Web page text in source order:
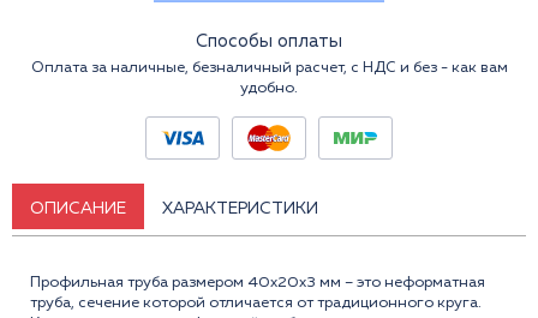
Способы оплаты
Оплата за наличные, безналичный расчет, с НДС и без - как вам
удобно.
ОПИСАНИЕ ХАРАКТЕРИСТИКИ
Профильная труба размером 40x20x3 мм – это неформатная
труба, сечение которой отличается от традиционного круга.